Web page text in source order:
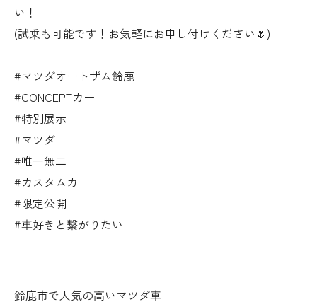
い！
(試乗も可能です！お気軽にお申し付けください🌷)
#マツダオートザム鈴鹿
#CONCEPTカー
#特別展示
#マツダ
#唯一無二
#カスタムカー
#限定公開
#車好きと繋がりたい
鈴鹿市で人気の高いマツダ車